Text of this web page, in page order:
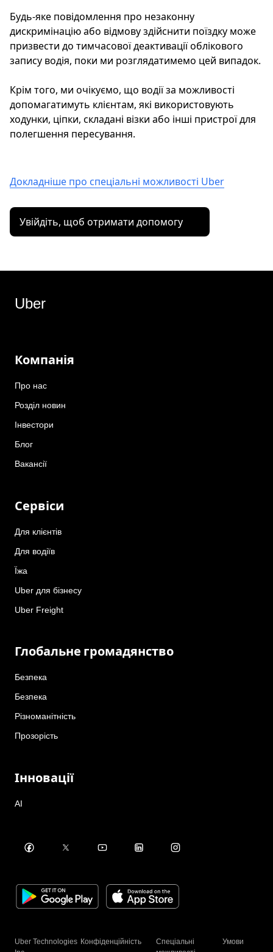
Будь-яке повідомлення про незаконну
дискримінацію або відмову здійснити поїздку може
призвести до тимчасової деактивації облікового
запису водія, поки ми розглядатимемо цей випадок.
Крім того, ми очікуємо, що водії за можливості
допомагатимуть клієнтам, які використовують
ходунки, ціпки, складані візки або інші пристрої для
полегшення пересування.
Докладніше про спеціальні можливості Uber
Увійдіть, щоб отримати допомогу
Uber
Компанія
Про нас
Розділ новин
Інвестори
Блог
Вакансії
Сервіси
Для клієнтів
Для водіїв
Їжа
Uber для бізнесу
Uber Freight
Глобальне громадянство
Безпека
Безпека
Різноманітність
Прозорість
Інновації
AI
Uber Technologies Конфіденційність
Спеціальні
Умови